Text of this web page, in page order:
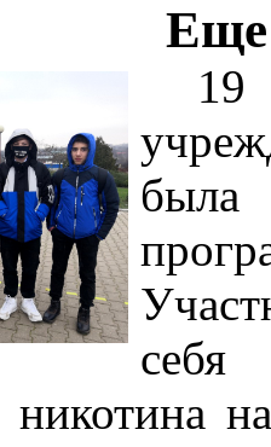
Еще
19
никотина